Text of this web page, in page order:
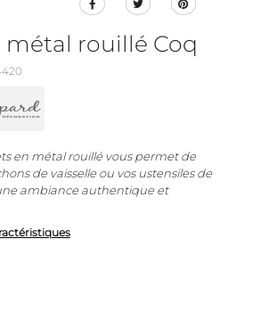
métal rouillé Coq
en métal rouillé vous permet de
de vaisselle ou vos ustensiles de
ambiance authentique et